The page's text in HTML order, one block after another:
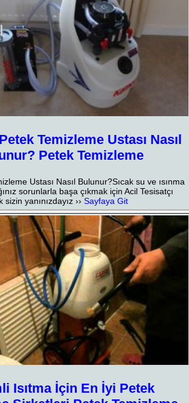
Temizleme Ustası Nasıl
Petek Temizleme
Ustası Nasıl Bulunur?Sıcak su ve ısınma
sorunlarla başa çıkmak için Acil Tesisatçı
sizin yanınızdayız ››Sayfaya Git
Isıtma İçin En İyi Petek